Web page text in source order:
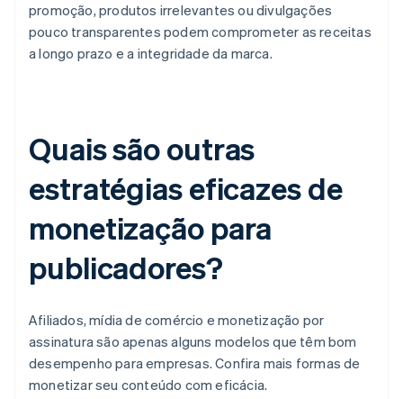
promoção, produtos irrelevantes ou divulgações
pouco transparentes podem comprometer as receitas
a longo prazo e a integridade da marca.
Quais são outras
estratégias eficazes de
monetização para
publicadores?
Afiliados, mídia de comércio e monetização por
assinatura são apenas alguns modelos que têm bom
desempenho para empresas. Confira mais formas de
monetizar seu conteúdo com eficácia.